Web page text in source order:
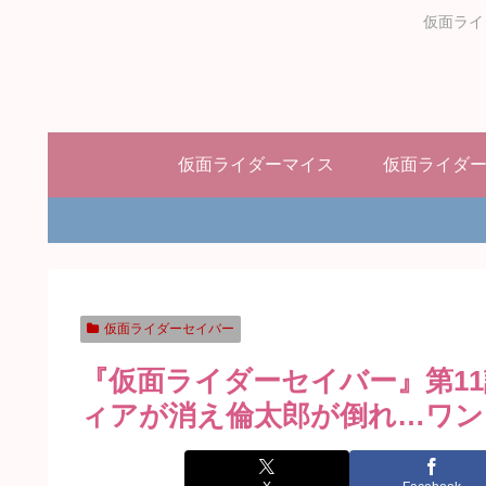
仮面ラ
仮面ライダーマイス 仮面ライダ
仮面ライダーセイバー
『仮面ライダーセイバー』第
ィアが消え倫太郎が倒れ…ワ